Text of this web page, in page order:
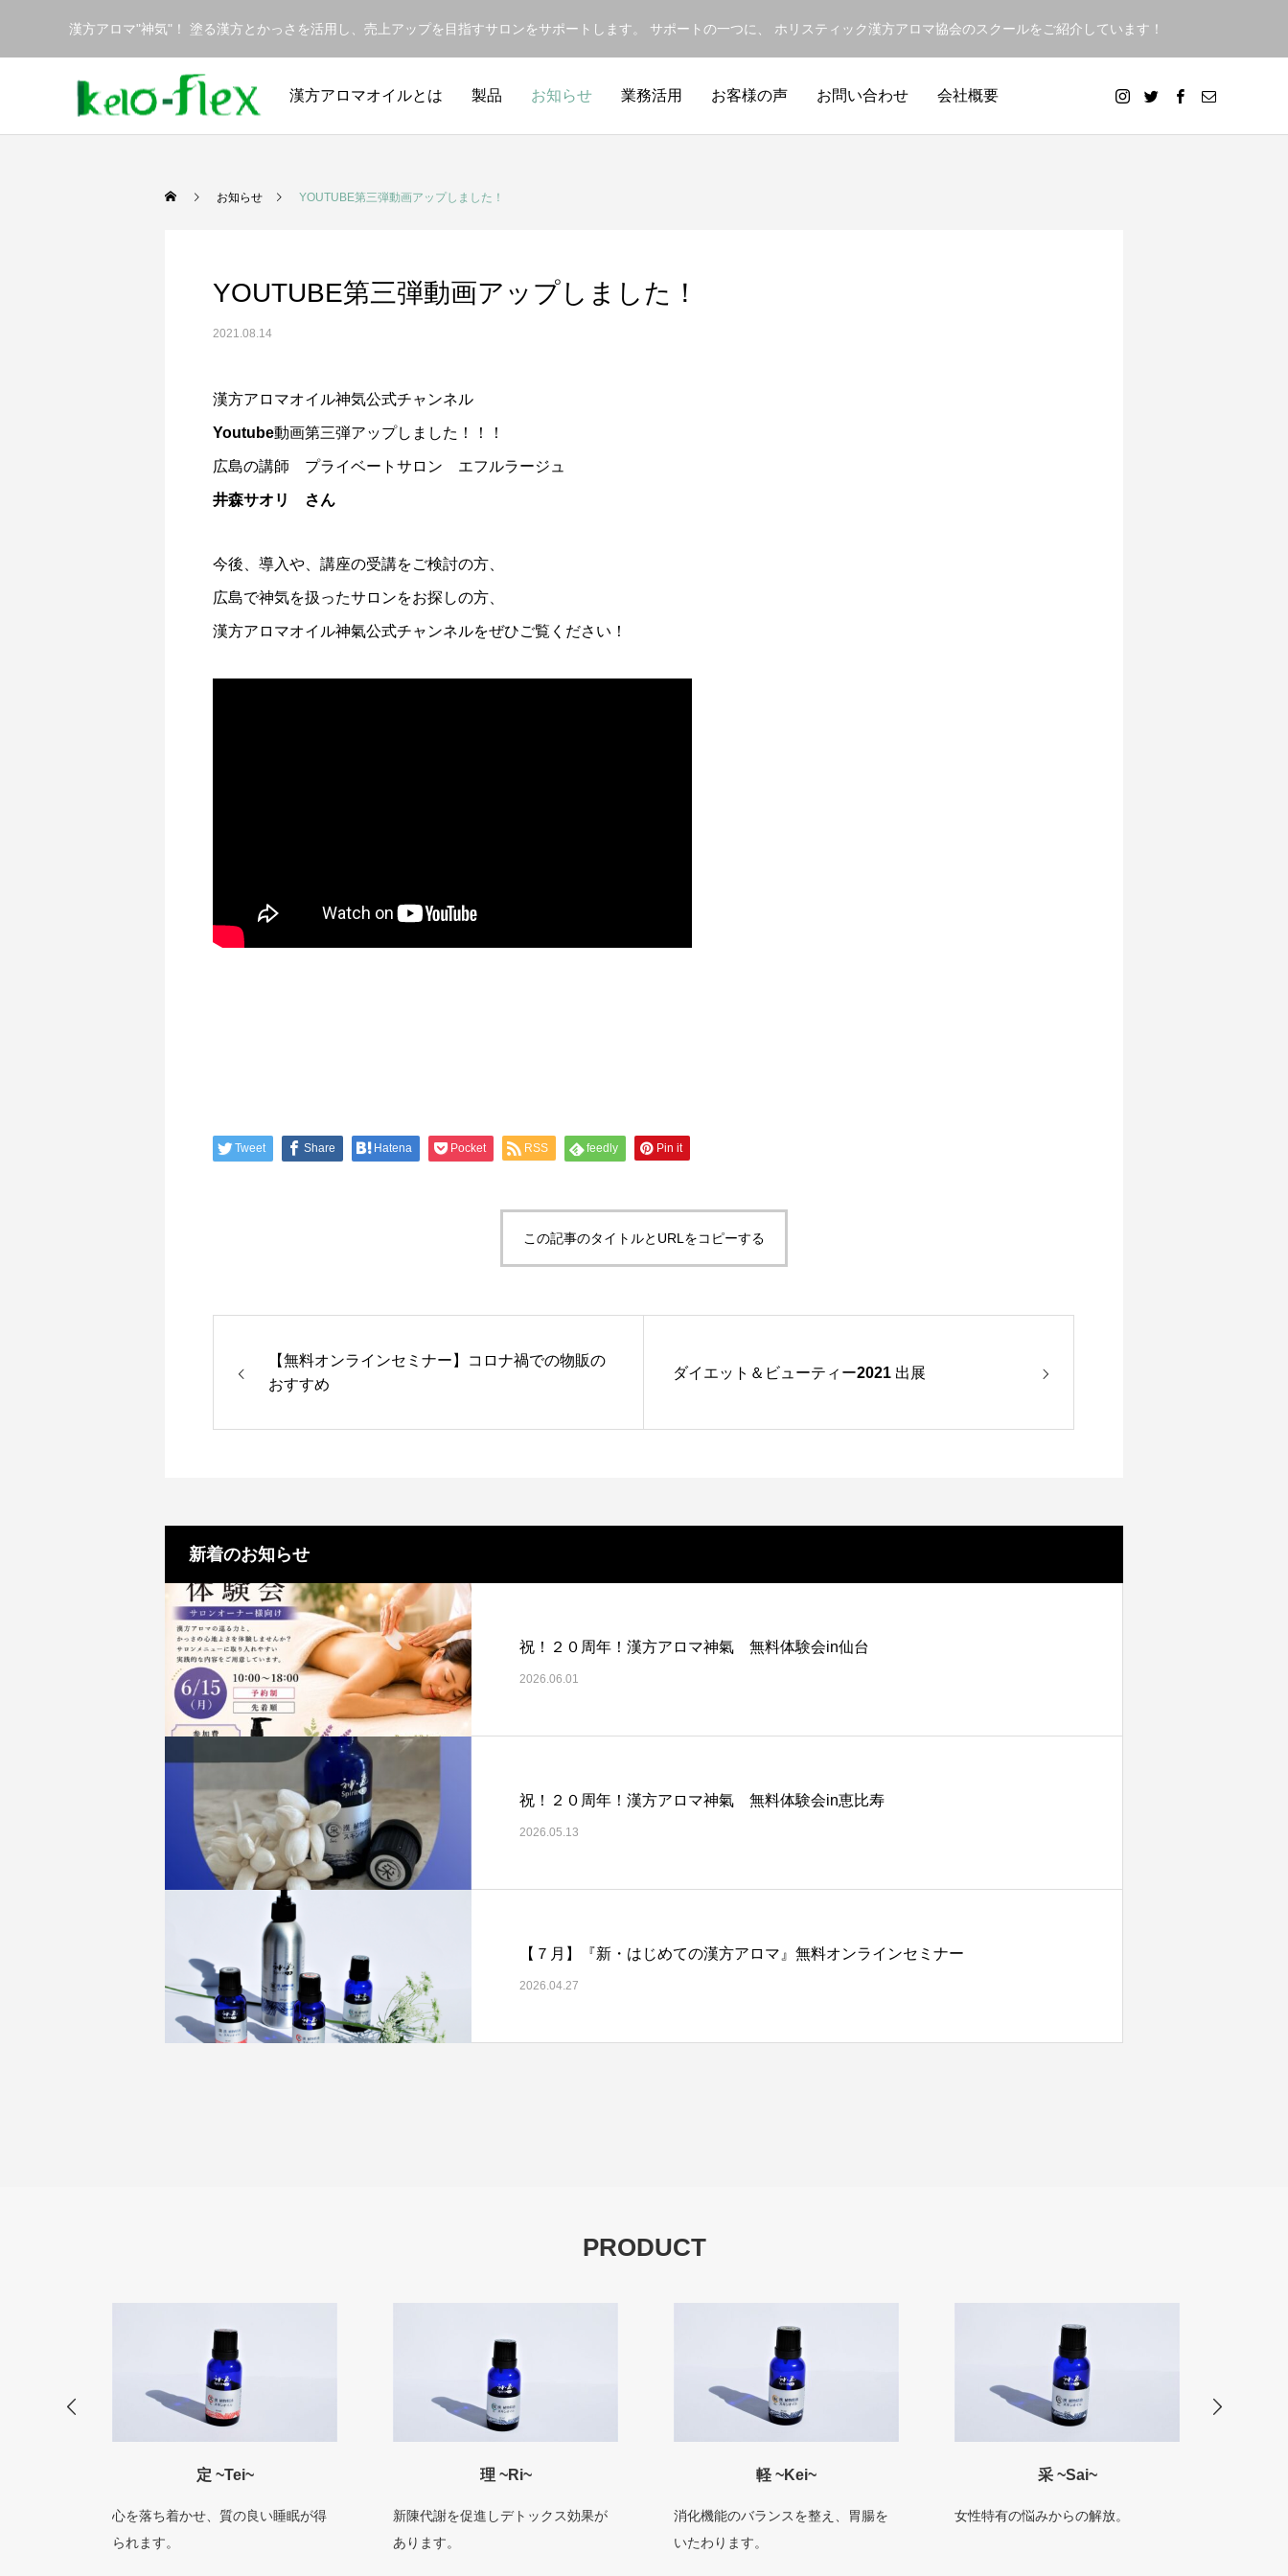
漢方アロマ"神気"！ 塗る漢方とかっさを活用し、売上アップを目指すサロンをサポートします。 サポートの一つに、 ホリスティック漢方アロマ協会のスクールをご紹介しています！
漢方アロマオイルとは 製品 お知らせ 業務活用 お客様の声 お問い合わせ 会社概要
お知らせ YOUTUBE第三弾動画アップしました！
YOUTUBE第三弾動画アップしました！
2021.08.14
漢方アロマオイル神気公式チャンネル
Youtube動画第三弾アップしました！！！
広島の講師 プライベートサロン エフルラージュ
井森サオリ さん
今後、導入や、講座の受講をご検討の方、
広島で神気を扱ったサロンをお探しの方、
漢方アロマオイル神氣公式チャンネルをぜひご覧ください！
Tweet Share Hatena Pocket RSS feedly Pin it
この記事のタイトルとURLをコピーする
​【無料オンラインセミナー】コロナ禍での物販の
おすすめ
ダイエット＆ビューティー2021 出展
新着のお知らせ
祝！２０周年！漢方アロマ神氣 無料体験会in仙台
2026.06.01
祝！２０周年！漢方アロマ神氣 無料体験会in恵比寿
2026.05.13
​【７月】『新・はじめての漢方アロマ』無料オンラインセミナー
2026.04.27
PRODUCT
定 ~Tei~
心を落ち着かせ、質の良い睡眠が得
られます。
理 ~Ri~
新陳代謝を促進しデトックス効果が
あります。
軽 ~Kei~
消化機能のバランスを整え、胃腸を
いたわります。
采 ~Sai~
女性特有の悩みからの解放。